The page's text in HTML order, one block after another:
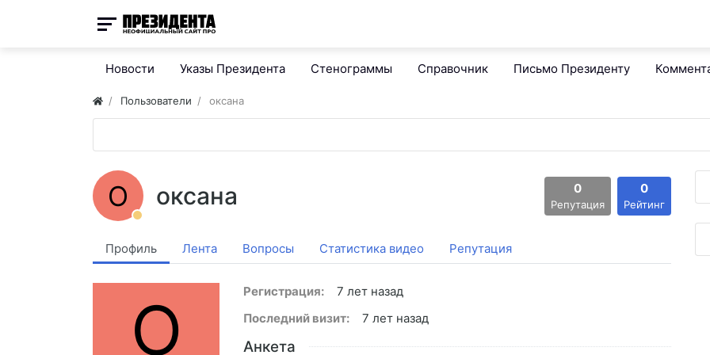
Новости Указы Президента Стенограммы Справочник Письмо Президенту
Пользователи оксана
О оксана 0
Репутация
0
Рейтинг
Профиль Лента Вопросы Статистика видео Репутация
О Регистрация:
7 лет назад
Последний визит:
7 лет назад
Анкета